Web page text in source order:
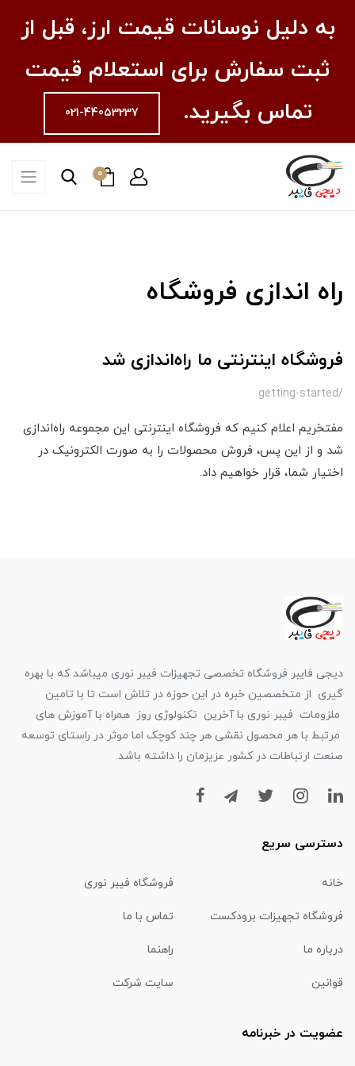
به دلیل نوسانات قیمت ارز، قبل از
ثبت سفارش برای استعلام قیمت
تماس بگیرید.
021-44053237
0
راه اندازی فروشگاه
فروشگاه اینترنتی ما راه‌اندازی شد
/getting-started
مفتخریم اعلام کنیم که فروشگاه اینترنتی این مجموعه راه‌اندازی
شد و از این پس، فروش محصولات را به صورت الکترونیک در
اختیار شما، قرار خواهیم داد.
دیجی فایبر فروشگاه تخصصی تجهیزات فیبر نوری میباشد که با بهره
گیری از متخصصین خبره در این حوزه در تلاش است تا با تامین
ملزومات فیبر نوری با آخرین تکنولوژی روز همراه با آموزش های
مرتبط با هر محصول نقشی هر چند کوچک اما موثر در راستای توسعه
صنعت ارتباطات در کشور عزیزمان را داشته باشد.
دسترسی سریع
خانه فروشگاه فیبر نوری
فروشگاه تجهیزات برودکست تماس با ما
درباره ما راهنما
قوانین سایت شرکت
عضویت در خبرنامه